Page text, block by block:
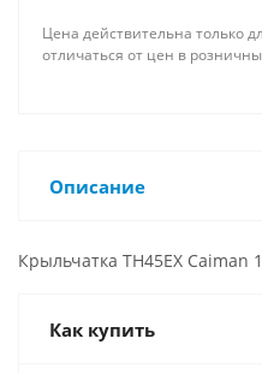
Цена действительна только
отличаться от цен в
Описание
Крыльчатка TH45EX Caiman
Как купить